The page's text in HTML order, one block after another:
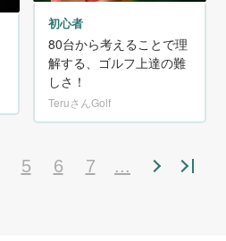
初心者
80台から考えることで理
解する、ゴルフ上達の難
しさ！
TeruさんGolf
5 6 7 ...